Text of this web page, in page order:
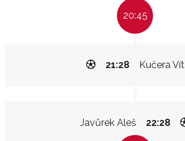
20:45
Kučera Vít
21:28
Javůrek Aleš 22:28